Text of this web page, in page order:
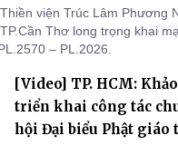
viện Trúc Lâm Phương
Thơ long trọng khai
– PL.2026.
[Video] TP. HCM:
triển khai công tác
hội Đại biểu Phật giáo